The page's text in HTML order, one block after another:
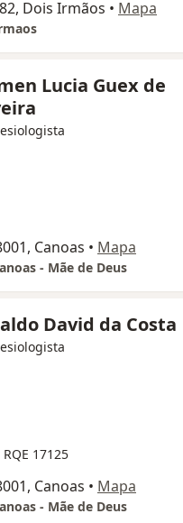
Dois Irmãos • Mapa
Lucia Guex de
Canoas • Mapa
- Mãe de Deus
David da Costa
17125
Canoas • Mapa
- Mãe de Deus